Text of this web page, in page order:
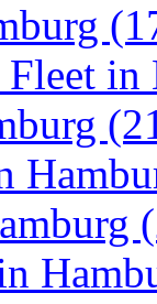
Fleet